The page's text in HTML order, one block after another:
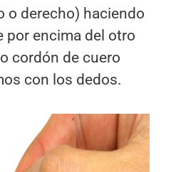
o derecho) haciendo
por encima del otro
cordón de cuero
con los dedos.